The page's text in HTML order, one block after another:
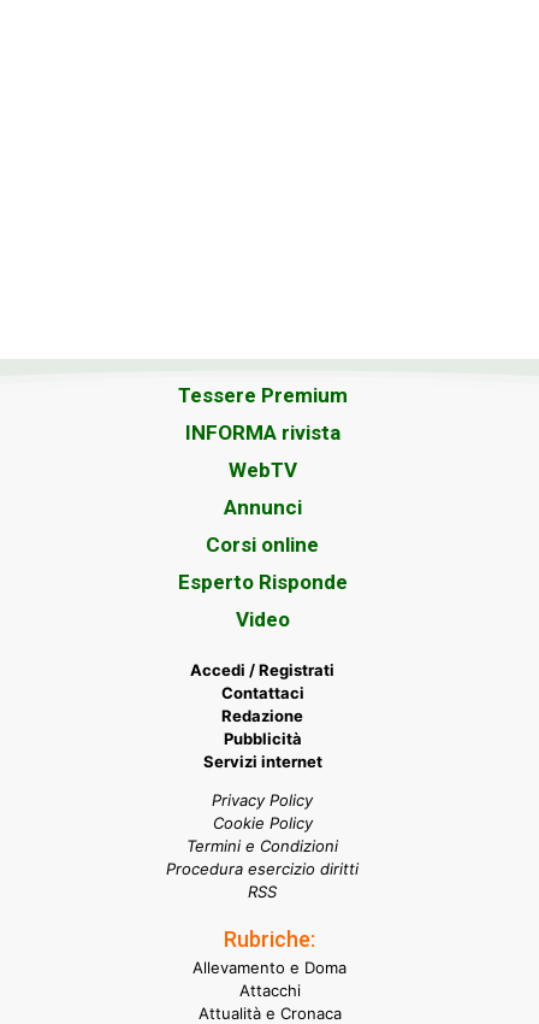
Tessere Premium
INFORMA rivista
WebTV
Annunci
Corsi online
Esperto Risponde
Video
Accedi / Registrati
Contattaci
Redazione
Pubblicità
Servizi internet
Privacy Policy
Cookie Policy
Termini e Condizioni
Procedura esercizio diritti
RSS
Rubriche:
Allevamento e Doma
Attacchi
Attualità e Cronaca